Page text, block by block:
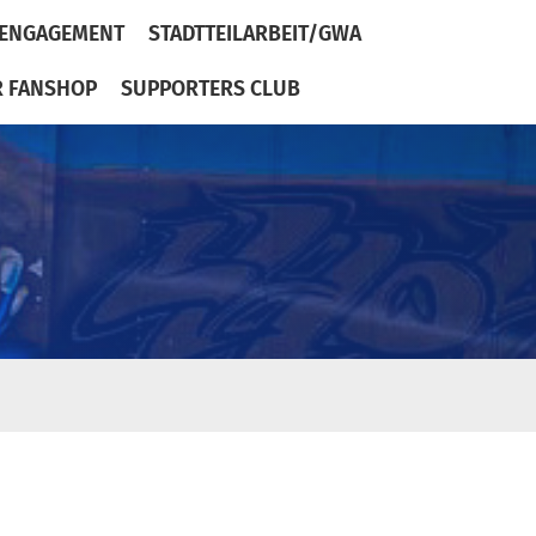
ENGAGEMENT STADTTEILARBEIT/GWA
FANSHOP SUPPORTERS CLUB